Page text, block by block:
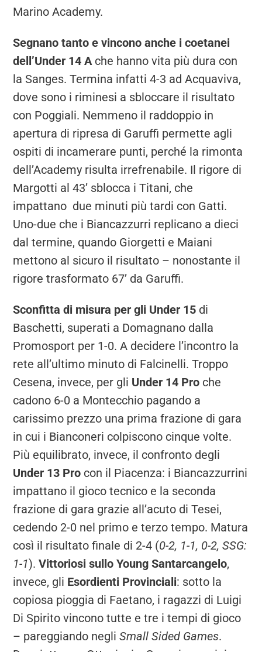
Marino Academy.
Segnano tanto e vincono anche i coetanei
dell’Under 14 Ache hanno vita più dura con
la Sanges. Termina infatti 4-3 ad Acquaviva,
dove sono i riminesi a sbloccare il risultato
con Poggiali. Nemmeno il raddoppio in
apertura di ripresa di Garuffi permette agli
ospiti di incamerare punti, perché la rimonta
dell’Academy risulta irrefrenabile. Il rigore di
Margotti al 43’ sblocca i Titani, che
impattano due minuti più tardi con Gatti.
Uno-due che i Biancazzurri replicano a dieci
dal termine, quando Giorgetti e Maiani
mettono al sicuro il risultato – nonostante il
rigore trasformato 67’ da Garuffi.
Sconfitta di misura per gli Under 15 di
Baschetti, superati a Domagnano dalla
Promosport per 1-0. A decidere l’incontro la
rete all’ultimo minuto di Falcinelli. Troppo
Cesena, invece, per gli Under 14 Pro che
cadono 6-0 a Montecchio pagando a
carissimo prezzo una prima frazione di gara
in cui i Bianconeri colpiscono cinque volte.
Più equilibrato, invece, il confronto degli
Under 13 Pro con il Piacenza: i Biancazzurrini
impattano il gioco tecnico e la seconda
frazione di gara grazie all’acuto di Tesei,
cedendo 2-0 nel primo e terzo tempo. Matura
così il risultato finale di 2-4 (0-2, 1-1, 0-2, SSG:
1-1).Vittoriosi sullo Young Santarcangelo,
invece, gli Esordienti Provinciali: sotto la
copiosa pioggia di Faetano, i ragazzi di Luigi
Di Spirito vincono tutte e tre i tempi di gioco
– pareggiando negliSmall Sided Games.